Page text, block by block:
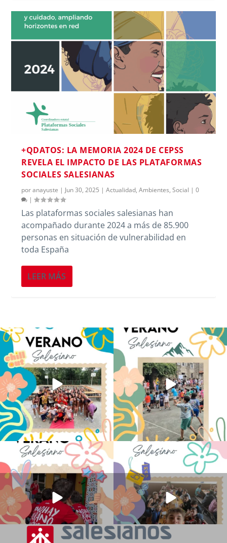
+QDATOS: LA MEMORIA 2024 DE CEPSS
REVELA EL IMPACTO DE LAS PLATAFORMAS
SOCIALES SALESIANAS
poranayuste | Jun 30, 2025 |Actualidad,Ambientes,Social |0
|
Las plataformas sociales salesianas han
acompañado durante 2024 a más de 85.900
personas en situación de vulnerabilidad en
toda España
LEER MÁS
Los alumnos de 6º de Primaria, 1º y 2º
de la ESO...
145 2
La diversión y la alegría también se han
sentido...
91 0
No hay verano sin que sea Salesiano ❤️
💫 en Luz 4
...
0
viviendo la alegría en el campamento
...